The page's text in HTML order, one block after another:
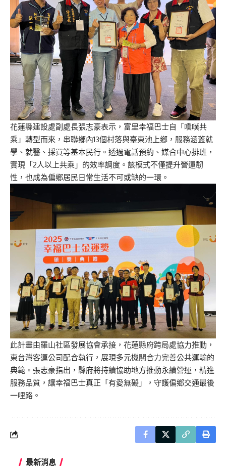
花蓮縣建設處副處長張志豪表示，富里幸福巴士自「噗噗共
乘」轉型而來，串聯鄉內13個村落與臺東池上鄉，服務涵蓋就
學、就醫、採買等基本民行。透過電話預約、媒合中心排班，
實現「2人以上共乘」的效率調度。該模式不僅提升營運韌
性，也成為偏鄉居民日常生活不可或缺的一環。
此計畫由羅山社區發展協會承接，花蓮縣府跨局處協力推動，
東台灣客運公司配合執行，展現多元機關合力完善公共運輸的
典範。張志豪指出，縣府將持續協助地方推動永續營運，精進
服務品質，讓幸福巴士真正「有愛無礙」，守護偏鄉交通最後
一哩路。
最新消息